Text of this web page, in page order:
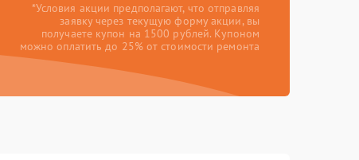
*Условия акции предполагают, что отправляя
заявку через текущую форму акции, вы
получаете купон на 1500 рублей. Купоном
можно оплатить до 25% от стоимости ремонта